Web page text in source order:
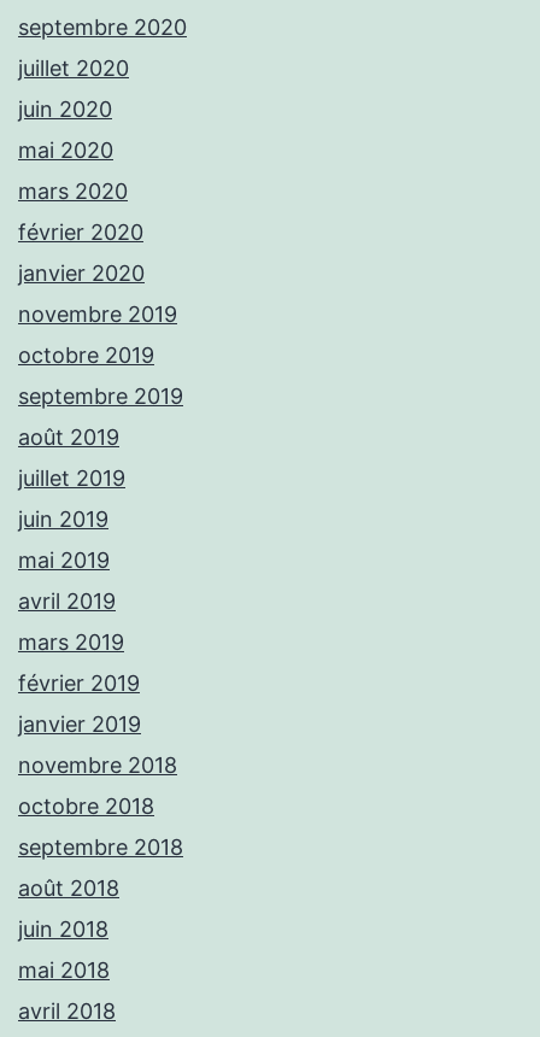
septembre 2020
juillet 2020
juin 2020
mai 2020
mars 2020
février 2020
janvier 2020
novembre 2019
octobre 2019
septembre 2019
août 2019
juillet 2019
juin 2019
mai 2019
avril 2019
mars 2019
février 2019
janvier 2019
novembre 2018
octobre 2018
septembre 2018
août 2018
juin 2018
mai 2018
avril 2018